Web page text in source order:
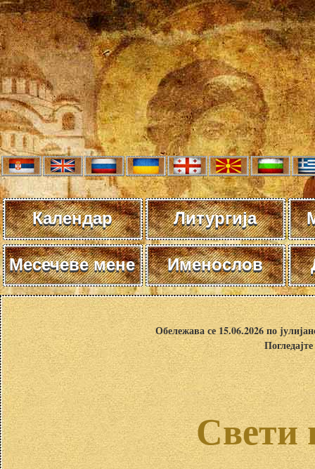
Календар Литургија
Месечеве мене Именослов
Обележава се 15.06.2026 по
Свети